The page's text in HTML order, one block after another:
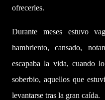
ofrecerles.
Durante meses estuvo
hambriento, cansado,
escapaba la vida, cuando
soberbio, aquellos que
levantarse tras la gran caída.